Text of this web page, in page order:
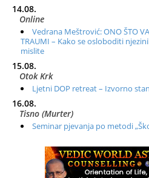
14.08.
Online
Vedrana Meštrović: ONO ŠTO
TRAUMI – Kako se osloboditi
mislite
15.08.
Otok Krk
Ljetni DOP retreat – Izvorno
16.08.
Tisno (Murter)
Seminar pjevanja po metodi
Radionica: Pomagači iz drugih